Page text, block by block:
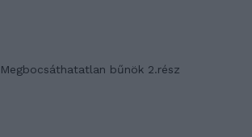
Megbocsáthatatlan bűnök 2.rész